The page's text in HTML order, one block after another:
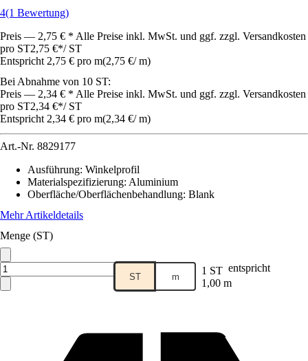
4(1 Bewertung)
Preis — 2,75 € * Alle Preise inkl. MwSt. und ggf. zzgl. Versandkosten
pro ST2,75 €*/ ST
Entspricht 2,75 € pro m(2,75 €/ m)
Bei Abnahme von 10 ST:
Preis — 2,34 € * Alle Preise inkl. MwSt. und ggf. zzgl. Versandkosten
pro ST2,34 €*/ ST
Entspricht 2,34 € pro m(2,34 €/ m)
Art.-Nr. 8829177
Ausführung: Winkelprofil
Materialspezifizierung: Aluminium
Oberfläche/Oberflächenbehandlung: Blank
Mehr Artikeldetails
Menge (ST)
ST m 1 ST entspricht
1,00 m